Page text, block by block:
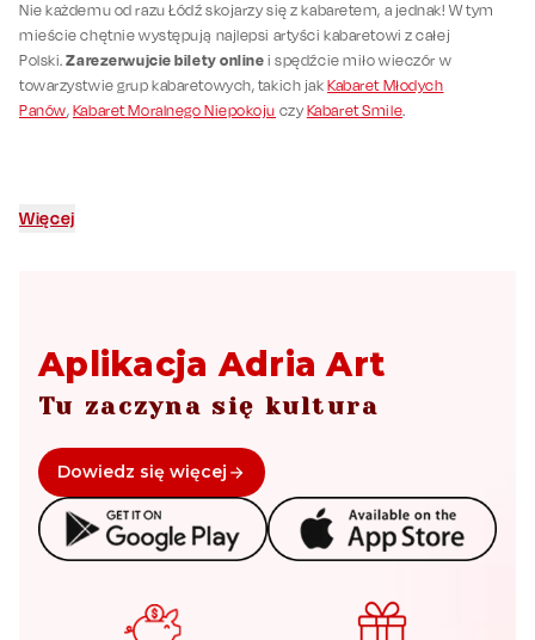
Nie każdemu od razu Łódź skojarzy się z kabaretem, a jednak! W tym
mieście chętnie występują najlepsi artyści kabaretowi z całej
Polski.Zarezerwujcie bilety online i spędźcie miło wieczór w
towarzystwie grup kabaretowych, takich jakKabaret Młodych
Panów, Kabaret Moralnego Niepokoju czyKabaret Smile.
Więcej
Aplikacja Adria Art
Tu zaczyna się kultura
Dowiedz się więcej